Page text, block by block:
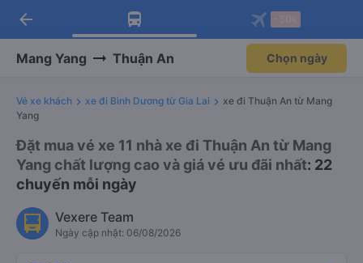
Tải app Vexere ngay!
Nhận ưu đãi thành viên độc
Mở app
Tải app Vexere
-30k/ghế khi đặt vé máy bay qua
Mở app
arrow_back
Mang Yang Thuận An Chọn ngày
Vé xe khách xe đi Bình Dương từ Gia Lai
xe đi Thuận An từ Mang
Yang
Đặt mua vé xe 11 nhà xe đi Thuận An từ Mang
Yang chất lượng cao và giá vé ưu đãi nhất: 22
chuyến mỗi ngày
Vexere Team
Ngày cập nhật: 06/08/2026